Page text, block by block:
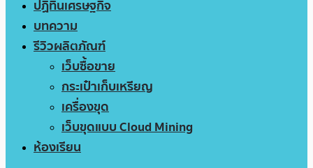
ปฏิทินเศรษฐกิจ
บทความ
รีวิวผลิตภัณฑ์
เว็บซื้อขาย
กระเป๋าเก็บเหรียญ
เครื่องขุด
เว็บขุดแบบ Cloud Mining
ห้องเรียน